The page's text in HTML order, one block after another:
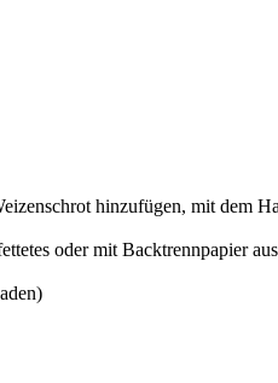
hinzufügen, mit dem
oder mit Backtrennpapier